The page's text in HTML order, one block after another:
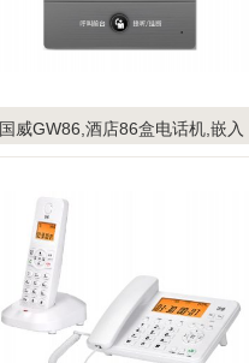
国威GW86,酒店86盒电话机,嵌入